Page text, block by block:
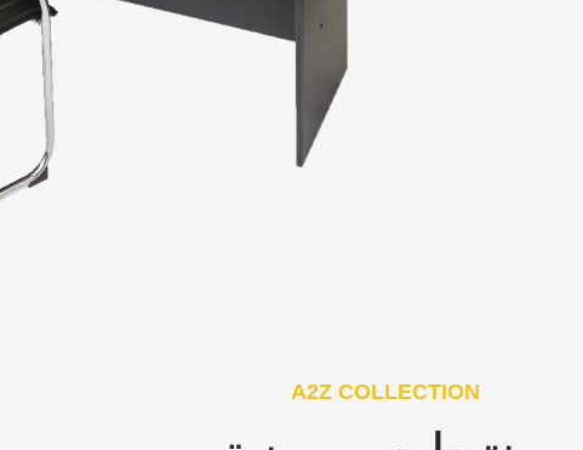
A2Z COLLECTION